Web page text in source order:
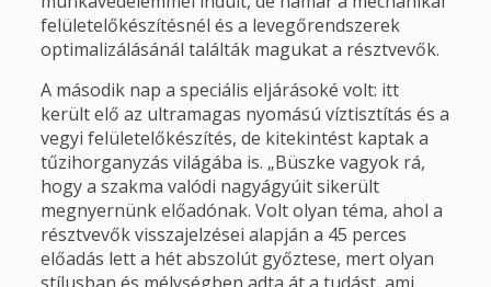
felületelőkészítésnél és a levegőrendszerek
optimalizálásánál találták magukat a résztvevők.
A második nap a speciális eljárásoké volt: itt
került elő az ultramagas nyomású víztisztítás és a
vegyi felületelőkészítés, de kitekintést kaptak a
tűzihorganyzás világába is. „Büszke vagyok rá,
hogy a szakma valódi nagyágyúit sikerült
megnyernünk előadónak. Volt olyan téma, ahol a
résztvevők visszajelzései alapján a 45 perces
előadás lett a hét abszolút győztese, mert olyan
stílusban és mélységben adta át a tudást, ami